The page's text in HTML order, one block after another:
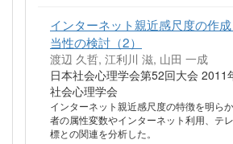
インターネット親近感尺度の作
当性の検討（2）
渡辺 久哲, 江利川 滋, 山田 一成
日本社会心理学会第52回大会 2011
社会心理学会
インターネット親近感尺度の特徴を明ら
者の属性変数やインターネット利用、テ
標との関連を分析した。